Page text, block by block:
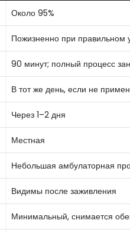
Около 95%
Пожизненно при правильном
90 минут; полный процесс
В тот же день, если не
Через 1–2 дня
Местная
Небольшая амбулаторная
Видимы после заживления
Минимальный, снимается